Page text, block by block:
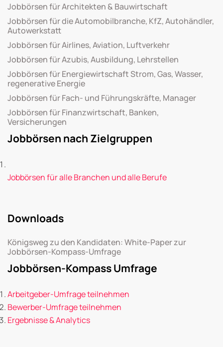
Jobbörsen für Architekten & Bauwirtschaft
Jobbörsen für die Automobilbranche, KfZ, Autohändler,
Autowerkstatt
Jobbörsen für Airlines, Aviation, Luftverkehr
Jobbörsen für Azubis, Ausbildung, Lehrstellen
Jobbörsen für Energiewirtschaft Strom, Gas, Wasser,
regenerative Energie
Jobbörsen für Fach- und Führungskräfte, Manager
Jobbörsen für Finanzwirtschaft, Banken,
Versicherungen
Jobbörsen nach Zielgruppen
Jobbörsen für alle Branchen und alle Berufe
Downloads
Königsweg zu den Kandidaten: White-Paper zur
Jobbörsen-Kompass-Umfrage
Jobbörsen-Kompass Umfrage
Arbeitgeber-Umfrage teilnehmen
Bewerber-Umfrage teilnehmen
Ergebnisse & Analytics